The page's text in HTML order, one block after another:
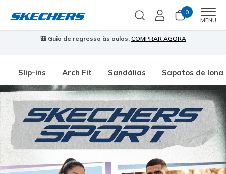
0
MENU
🎒 Guia de regresso às aulas: COMPRAR AGORA
Slip-ins Arch Fit Sandálias Sapatos de lona